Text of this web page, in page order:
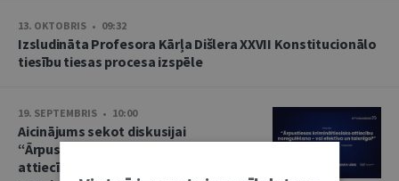
13. OKTOBRIS • 09:32
Izsludināta Profesora Kārļa Dišlera XXVII Konstitucionālo
tiesību tiesas procesa izspēle
19. SEPTEMBRIS • 10:00
Aicinājums sekot diskusijai
“Ārpustiesas krimināltiesisko
attiecību noregulēšana – vai efektīva